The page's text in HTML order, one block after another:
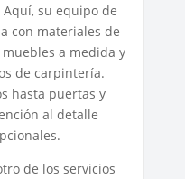
su equipo de
con materiales de
a medida y
de carpintería.
hasta puertas y
al detalle
de los servicios